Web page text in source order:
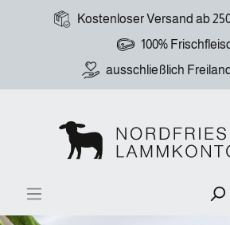
Kostenloser Versand ab
100%
ausschließlich